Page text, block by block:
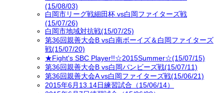
(15/08/03)
白岡市リーグ戦細田杯 vs白岡ファイターズ戦
(15/07/26)
白岡市地域対抗戦(15/07/25)
第36回親善大会B vs白南ボーイズ＆白岡ファイターズ
戦(15/07/20)
★Fight's SBC Player!!☆2015Summer☆(15/07/15)
第36回親善大会B vs白岡バンビーズ戦(15/07/11)
第36回親善大会A vs白岡ファイターズ戦(15/06/21)
2015年6月13.14日練習試合（15/06/14）